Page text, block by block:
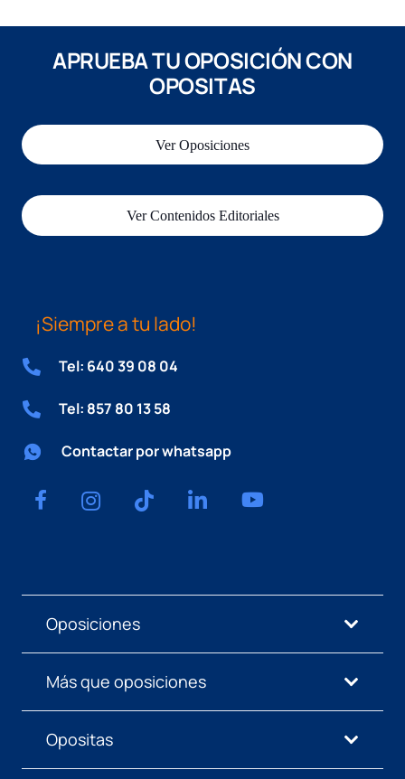
APRUEBA TU OPOSICIÓN CON
OPOSITAS
Ver Oposiciones
Ver Contenidos Editoriales
¡Siempre a tu lado!
Tel: 640 39 08 04
Tel: 857 80 13 58
Contactar por whatsapp
Oposiciones
Más que oposiciones
Opositas